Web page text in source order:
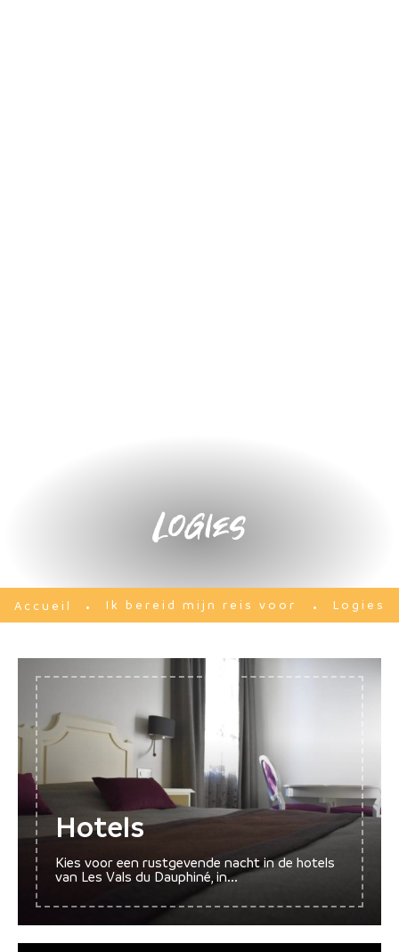
Logies
Accueil Ik bereid mijn reis voor Logies
Hotels
Kies voor een rustgevende nacht in de hotels
van Les Vals du Dauphiné, in...